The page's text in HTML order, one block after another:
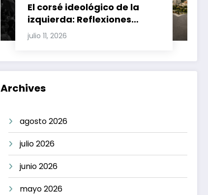
El corsé ideológico de la
izquierda: Reflexiones
sobre el fracaso chavista y
la crisis moral en América
julio 11, 2026
Archives
agosto 2026
julio 2026
junio 2026
mayo 2026